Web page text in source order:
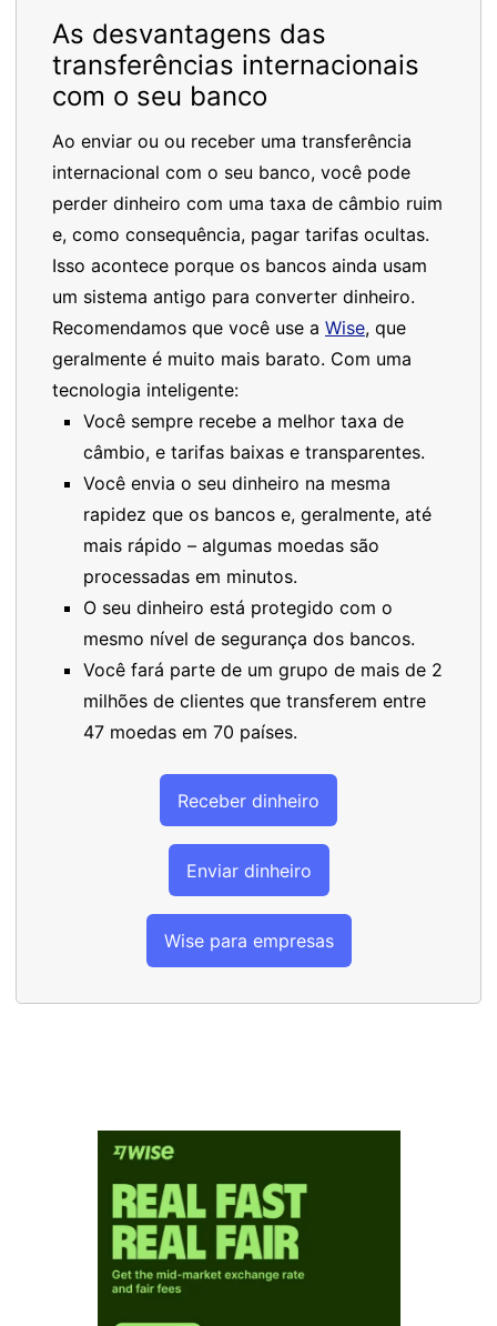
As desvantagens das
transferências internacionais
com o seu banco
Ao enviar ou ou receber uma transferência
internacional com o seu banco, você pode
perder dinheiro com uma taxa de câmbio ruim
e, como consequência, pagar tarifas ocultas.
Isso acontece porque os bancos ainda usam
um sistema antigo para converter dinheiro.
Recomendamos que você use a Wise, que
geralmente é muito mais barato. Com uma
tecnologia inteligente:
Você sempre recebe a melhor taxa de
câmbio, e tarifas baixas e transparentes.
Você envia o seu dinheiro na mesma
rapidez que os bancos e, geralmente, até
mais rápido – algumas moedas são
processadas em minutos.
O seu dinheiro está protegido com o
mesmo nível de segurança dos bancos.
Você fará parte de um grupo de mais de 2
milhões de clientes que transferem entre
47 moedas em 70 países.
Receber dinheiro
Enviar dinheiro
Wise para empresas